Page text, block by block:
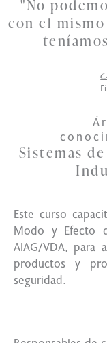
"No
con el
Sistemas
Este curso
Modo y Efecto
AIAG/VDA, para
productos y
seguridad.